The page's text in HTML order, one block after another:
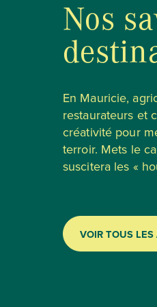
Nos
En Mauricie,
restaurateurs et
créativité pour
terroir. Mets le
suscitera les «
VOIR TOUS